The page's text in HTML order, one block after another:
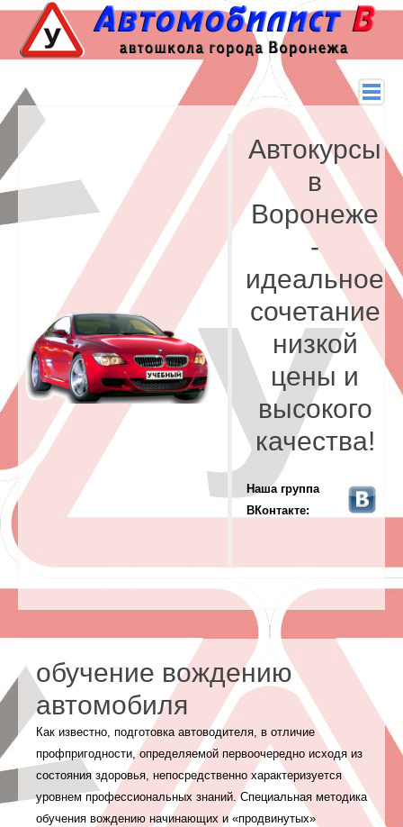
Автокурсы
в
Воронеже
-
идеальное
сочетание
низкой
цены и
высокого
качества!
Наша группа
ВКонтакте:
обучение вождению
автомобиля
Как известно, подготовка автоводителя, в отличие
профпригодности, определяемой первоочередно исходя из
состояния здоровья, непосредственно характеризуется
уровнем профессиональных знаний. Специальная методика
обучения вождению начинающих и «продвинутых»